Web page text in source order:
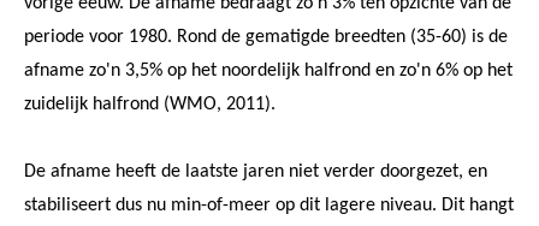
periode voor 1980. Rond de gematigde breedten (35-60) is de
afname zo'n 3,5% op het noordelijk halfrond en zo'n 6% op het
zuidelijk halfrond (WMO, 2011).
De afname heeft de laatste jaren niet verder doorgezet, en
stabiliseert dus nu min-of-meer op dit lagere niveau. Dit hangt